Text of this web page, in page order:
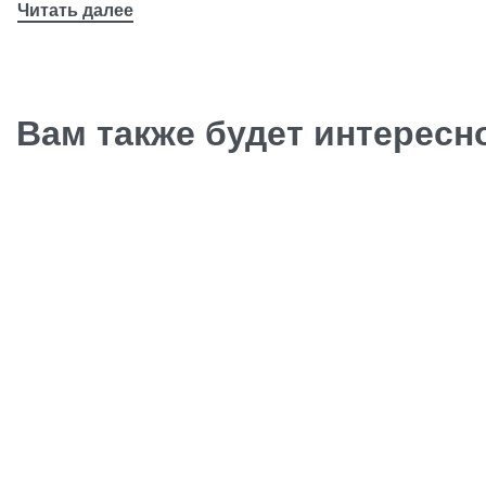
Вам также будет